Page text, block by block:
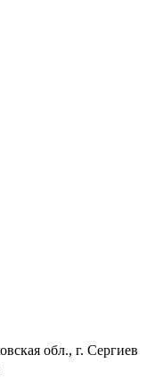
обл., г. Сергиев